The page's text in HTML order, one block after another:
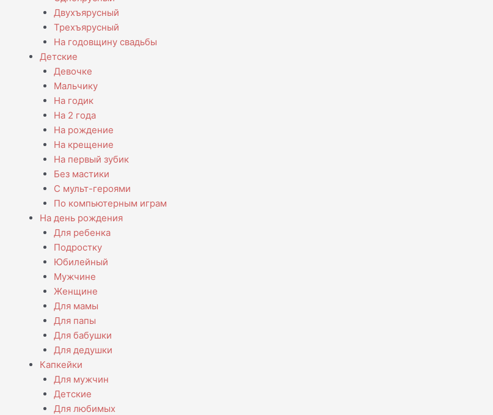
Двухъярусный
Трехъярусный
На годовщину свадьбы
Детские
Девочке
Мальчику
На годик
На 2 года
На рождение
На крещение
На первый зубик
Без мастики
С мульт-героями
По компьютерным играм
На день рождения
Для ребенка
Подростку
Юбилейный
Мужчине
Женщине
Для мамы
Для папы
Для бабушки
Для дедушки
Капкейки
Для мужчин
Детские
Для любимых